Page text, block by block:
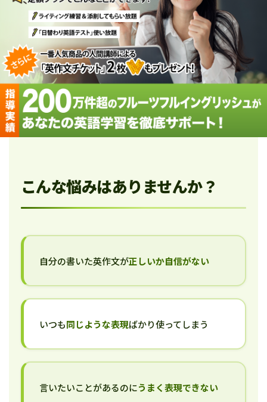
こんな悩みはありませんか？
自分の書いた英作文が正しいか自信がない
いつも同じような表現ばかり使ってしまう
言いたいことがあるのにうまく表現できない